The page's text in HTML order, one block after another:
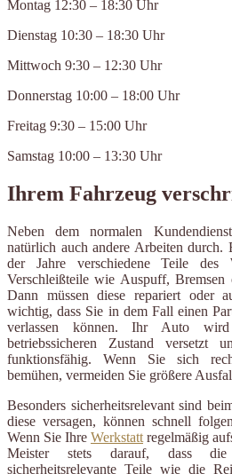
Montag 12:30 – 18:30 Uhr
Dienstag 10:30 – 18:30 Uhr
Mittwoch 9:30 – 12:30 Uhr
Donnerstag 10:00 – 18:00 Uhr
Freitag 9:30 – 15:00 Uhr
Samstag 10:00 – 13:30 Uhr
Ihrem Fahrzeug
Neben dem normalen
natürlich auch andere Arbeiten durch.
der Jahre verschiedene Teile des
Verschleißteile wie Auspuff, Bremsen
Dann müssen diese repariert oder
wichtig, dass Sie in dem Fall einen
verlassen können. Ihr Auto
betriebssicheren Zustand
funktionsfähig. Wenn Sie sich
bemühen, vermeiden Sie größere
Besonders sicherheitsrelevant sind
diese versagen, können schnell
Wenn Sie Ihre Werkstatt regelmäßig
Meister stets darauf, dass
sicherheitsrelevante Teile wie die